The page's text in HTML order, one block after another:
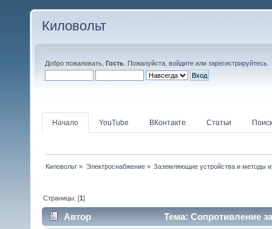
Киловольт
Добро пожаловать, Гость . Пожалуйста, войдите или зарегистрируйтесь
Начало YouTube ВКонтакте Статьи Поиск
Киловольт » Электроснабжение» Заземляющие устройства и методы
Страницы: [1]
Автор
Тема: Сопротивление